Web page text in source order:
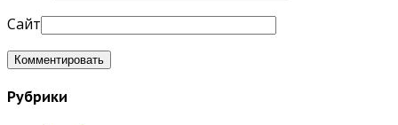
Сайт
Рубрики